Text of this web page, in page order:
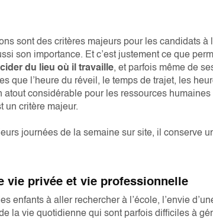
sont des critères majeurs pour les candidats à
son importance. Et c’est justement ce que
du lieu où il travaille, et parfois même de
que l’heure du réveil, le temps de trajet, les
atout considérable pour les ressources
un critère majeur.
journées de la semaine sur site, il conserve
vie privée et vie professionnelle
enfants à aller rechercher à l’école, l’envie
la vie quotidienne qui sont parfois difficiles à